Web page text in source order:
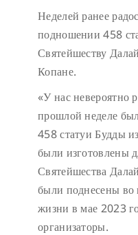
Неделей ранее
подношении 458
Святейшеству
Копане.
«У нас невероятно
прошлой неделе
458 статуи Будды
были изготовлены
Святейшества
были поднесены во
жизни в мае 2023
организаторы.